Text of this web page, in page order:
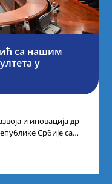
са нашим
у
и иновација др
Србије са